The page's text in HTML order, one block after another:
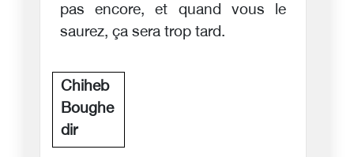
pas encore, et quand vous le
saurez, ça sera trop tard.
Chiheb
Boughe
dir